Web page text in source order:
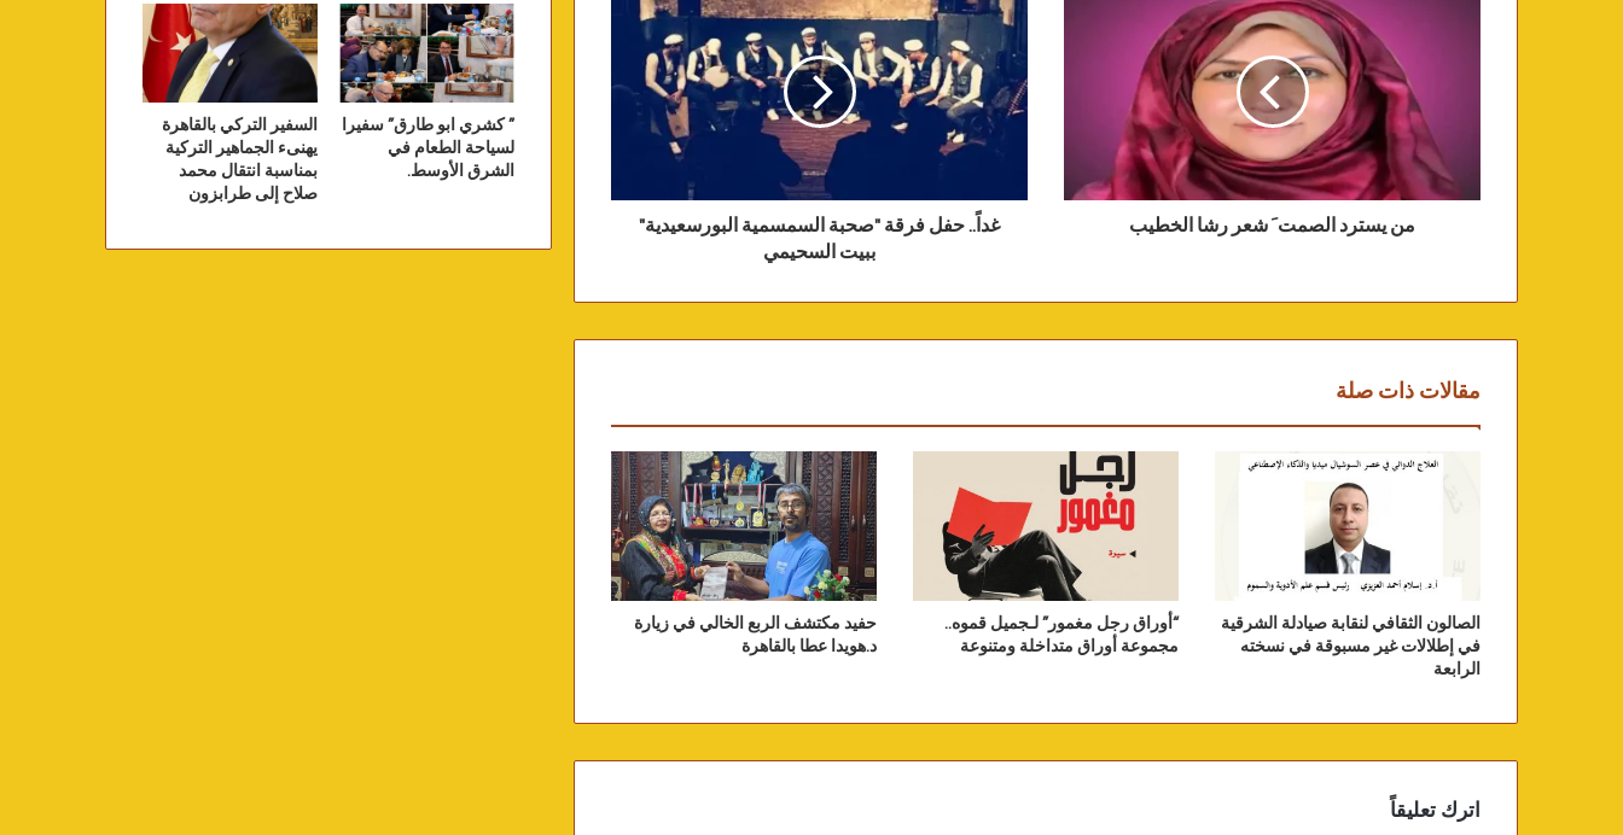
من يسترد الصمت َ شعر رشا الخطيب
غداً.. حفل فرقة "صحبة السمسمية البورسعيدية"
ببيت السحيمي
مقالات ذات صلة
الصالون الثقافي لنقابة صيادلة الشرقية
في إطلالات غير مسبوقة في نسخته
الرابعة
“أوراق رجل مغمور” لـجميل قموه..
مجموعة أوراق متداخلة ومتنوعة
حفيد مكتشف الربع الخالي في زيارة
د.هويدا عطا بالقاهرة
اترك تعليقاً
” كشري ابو طارق” سفيرا
لسياحة الطعام في
الشرق الأوسط.
السفير التركي بالقاهرة
يهنىء الجماهير التركية
بمناسبة انتقال محمد
صلاح إلى طرابزون